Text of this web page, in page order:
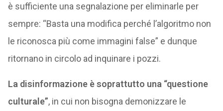
è sufficiente una segnalazione per eliminarle per
sempre: “Basta una modifica perché l’algoritmo non
le riconosca più come immagini false” e dunque
ritornano in circolo ad inquinare i pozzi.
La disinformazione è soprattutto una “questione
culturale”, in cui non bisogna demonizzare le